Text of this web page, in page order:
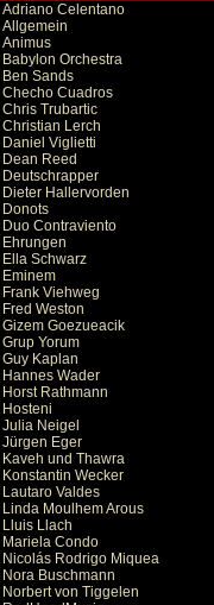
Adriano Celentano
Allgemein
Animus
Babylon Orchestra
Ben Sands
Checho Cuadros
Chris Trubartic
Christian Lerch
Daniel Viglietti
Dean Reed
Deutschrapper
Dieter Hallervorden
Donots
Duo Contraviento
Ehrungen
Ella Schwarz
Eminem
Frank Viehweg
Fred Weston
Gizem Goezueacik
Grup Yorum
Guy Kaplan
Hannes Wader
Horst Rathmann
Hosteni
Julia Neigel
Jürgen Eger
Kaveh und Thawra
Konstantin Wecker
Lautaro Valdes
Linda Moulhem Arous
Lluis Llach
Mariela Condo
Nicolás Rodrigo Miquea
Nora Buschmann
Norbert von Tiggelen